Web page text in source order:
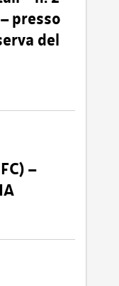
presso
del
–